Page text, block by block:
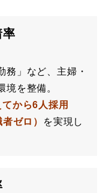
率
務」など、主婦・
境を整備。
から6人採用
ゼロ）
を実現し